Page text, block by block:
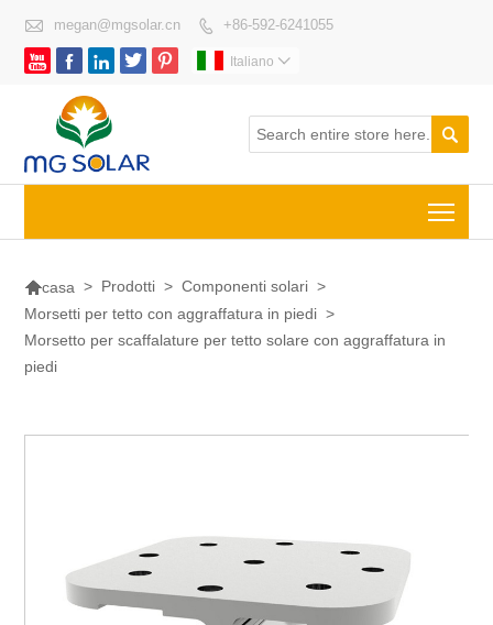
 megan@mgsolar.cn  +86-592-6241055
     Italiano 

casa > Prodotti > Componenti solari >
Morsetti per tetto con aggraffatura in piedi >
Morsetto per scaffalature per tetto solare con aggraffatura in
piedi